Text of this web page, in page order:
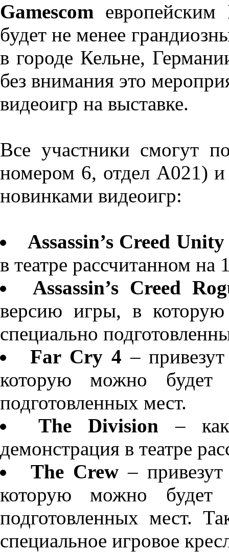
Gamescom
будет не менее
в городе Кельне,
без внимания это
видеоигр на выставке.
Все участники смогут
номером 6, отдел А021)
новинками видеоигр:
Assassin’s Creed Unity
в театре рассчитанном на
Assassin’s Creed
версию игры, в
специально
Far Cry 4 –
которую можно будет
подготовленных мест.
The Division –
демонстрация в театре
The Crew–
которую можно будет
подготовленных мест.
специальное игровое